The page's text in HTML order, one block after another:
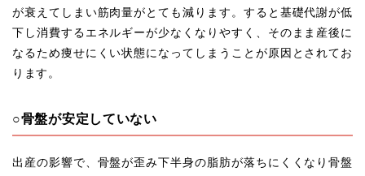
が衰えてしまい筋肉量がとても減ります。すると基礎代謝が低
下し消費するエネルギーが少なくなりやすく、そのまま産後に
なるため痩せにくい状態になってしまうことが原因とされてお
ります。
○骨盤が安定していない
出産の影響で、骨盤が歪み下半身の脂肪が落ちにくくなり骨盤